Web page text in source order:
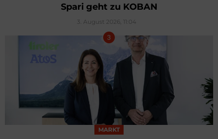
Spari geht zu KOBAN
3. August 2026, 11:04
MARKT